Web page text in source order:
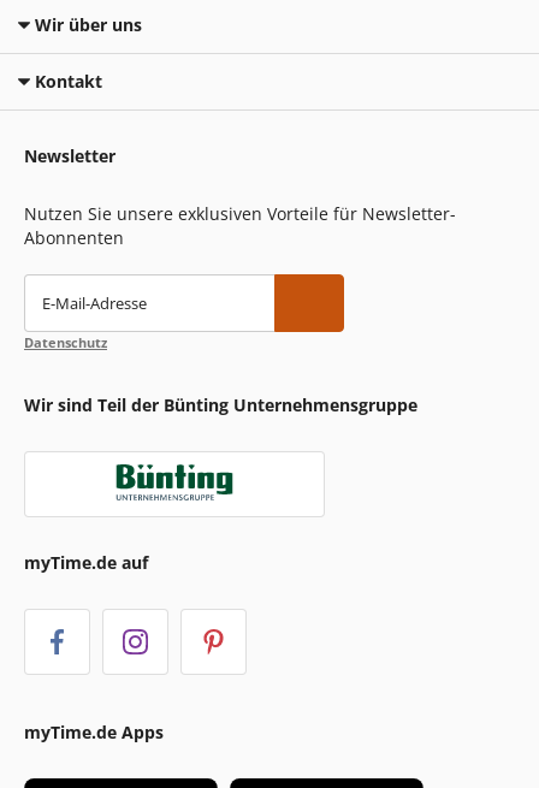
Wir über uns
Kontakt
Newsletter
Nutzen Sie unsere exklusiven Vorteile für Newsletter-
Abonnenten
E-Mail-Adresse
Datenschutz
Wir sind Teil der Bünting Unternehmensgruppe
myTime.de auf
myTime.de Apps